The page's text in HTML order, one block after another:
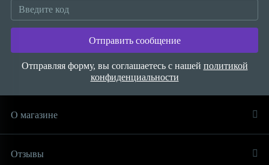
Отправить сообщение
Отправляя форму, вы соглашаетесь с нашей политикой
конфиденциальности
О магазине
Отзывы